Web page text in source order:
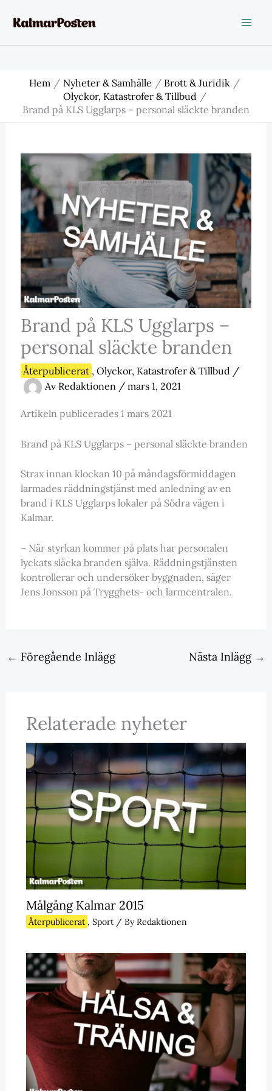
Hem Nyheter & Samhälle
Brott & Juridik
Olyckor, Katastrofer & Tillbud
Brand på KLS Ugglarps – personal släckte branden
Brand på KLS Ugglarps –
personal släckte branden
Återpublicerat , Olyckor, Katastrofer & Tillbud /
Av Redaktionen / mars 1, 2021
Artikeln publicerades 1 mars 2021
Brand på KLS Ugglarps – personal släckte branden
Strax innan klockan 10 på måndagsförmiddagen
larmades räddningstjänst med anledning av en
brand i KLS Ugglarps lokaler på Södra vägen i
Kalmar.
– När styrkan kommer på plats har personalen
lyckats släcka branden själva. Räddningstjänsten
kontrollerar och undersöker byggnaden, säger
Jens Jonsson på Trygghets- och larmcentralen.
← Föregående Inlägg Nästa Inlägg →
Relaterade nyheter
Målgång Kalmar 2015
Återpublicerat , Sport/ ByRedaktionen